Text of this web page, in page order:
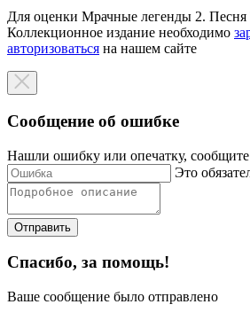
Для оценки Мрачные легенды 2. Песня
Коллекционное издание необходимо
авторизоваться на нашем сайте
Сообщение об ошибке
Нашли ошибку или опечатку,
Это
Отправить
Спасибо, за помощь!
Ваше сообщение было отправлено